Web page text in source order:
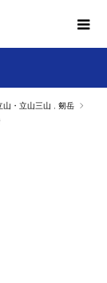
山・立山三山
剱岳